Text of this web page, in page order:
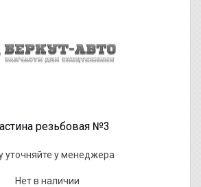
резьбовая №3
уточняйте у менеджера
Нет в наличии